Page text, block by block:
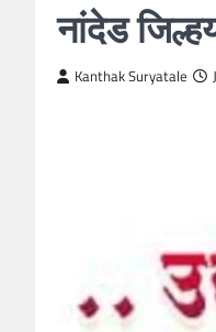
नांदेड
Kanthak Suryatale